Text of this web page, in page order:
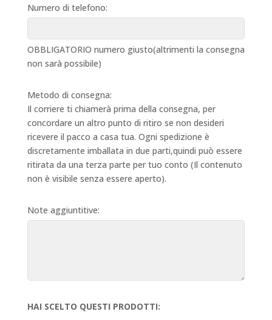
Numero di telefono:
OBBLIGATORIO numero giusto(altrimenti la consegna
non sarà possibile)
Metodo di consegna:
Il corriere ti chiamerà prima della consegna, per
concordare un altro punto di ritiro se non desideri
ricevere il pacco a casa tua. Ogni spedizione è
discretamente imballata in due parti,quindi può essere
ritirata da una terza parte per tuo conto (Il contenuto
non è visibile senza essere aperto).
Note aggiuntitive:
HAI SCELTO QUESTI PRODOTTI: